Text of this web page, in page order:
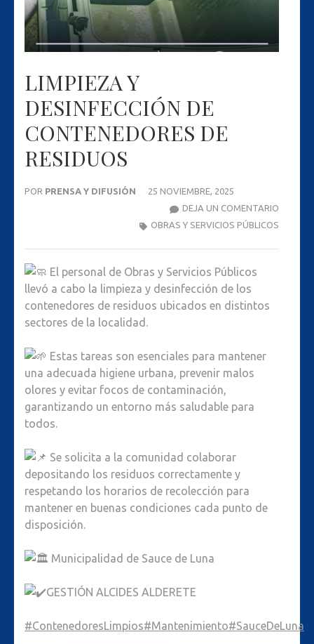
LIMPIEZA Y
DESINFECCIÓN DE
CONTENEDORES DE
RESIDUOS
POR PRENSA Y DIFUSIÓN
25 NOVIEMBRE, 2025
DEJA UN COMENTARIO
OBRAS Y SERVICIOS PÚBLICOS
El personal de Obras y Servicios Públicos
llevó a cabo la limpieza y desinfección de los
contenedores de residuos ubicados en distintos
sectores de la localidad.
Estas tareas son esenciales para mantener
una adecuada higiene urbana, prevenir malos
olores y evitar focos de contaminación,
garantizando un entorno más saludable para
todos.
Se solicita a la comunidad colaborar
depositando los residuos correctamente y
respetando los horarios de recolección para
mantener en buenas condiciones cada punto de
disposición.
Municipalidad de Sauce de Luna
GESTIÓN ALCIDES ALDERETE
#ContenedoresLimpios#Mantenimiento#SauceDeLuna